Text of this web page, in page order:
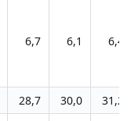
6,7 6,1 6,4
28,7 30,0
31,2